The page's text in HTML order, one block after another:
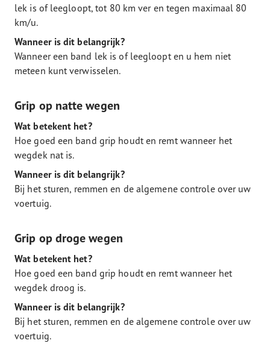
lek is of leegloopt, tot 80 km ver en tegen maximaal 80
km/u.
Wanneer is dit belangrijk?
Wanneer een band lek is of leegloopt en u hem niet
meteen kunt verwisselen.
Grip op natte wegen
Wat betekent het?
Hoe goed een band grip houdt en remt wanneer het
wegdek nat is.
Wanneer is dit belangrijk?
Bij het sturen, remmen en de algemene controle over uw
voertuig.
Grip op droge wegen
Wat betekent het?
Hoe goed een band grip houdt en remt wanneer het
wegdek droog is.
Wanneer is dit belangrijk?
Bij het sturen, remmen en de algemene controle over uw
voertuig.